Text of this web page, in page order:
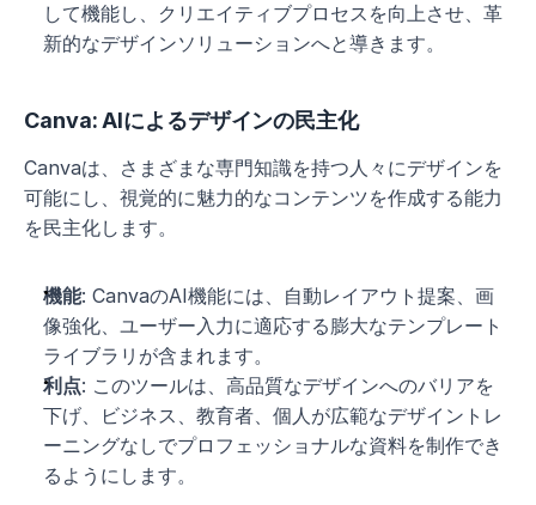
して機能し、クリエイティブプロセスを向上させ、革
新的なデザインソリューションへと導きます。
Canva: AIによるデザインの民主化
Canvaは、さまざまな専門知識を持つ人々にデザインを
可能にし、視覚的に魅力的なコンテンツを作成する能力
を民主化します。
機能: CanvaのAI機能には、自動レイアウト提案、画
像強化、ユーザー入力に適応する膨大なテンプレート
ライブラリが含まれます。
利点: このツールは、高品質なデザインへのバリアを
下げ、ビジネス、教育者、個人が広範なデザイントレ
ーニングなしでプロフェッショナルな資料を制作でき
るようにします。